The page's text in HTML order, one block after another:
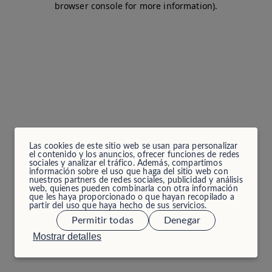
Las cookies de este sitio web se usan para personalizar
el contenido y los anuncios, ofrecer funciones de redes
sociales y analizar el tráfico. Además, compartimos
información sobre el uso que haga del sitio web con
nuestros partners de redes sociales, publicidad y análisis
web, quienes pueden combinarla con otra información
que les haya proporcionado o que hayan recopilado a
partir del uso que haya hecho de sus servicios.
Mostrar detalles
Permitir todas Denegar
browser console for more information).